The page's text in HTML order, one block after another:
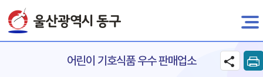
전자민원
어린이 기호식품 우수 판매업소